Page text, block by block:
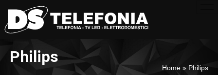
Philips
Home » Philips